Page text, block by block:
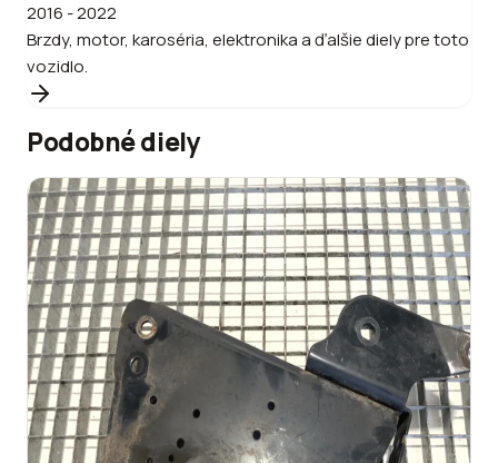
2016 - 2022
Brzdy, motor, karoséria, elektronika a ďalšie diely pre toto
vozidlo.
Podobné diely